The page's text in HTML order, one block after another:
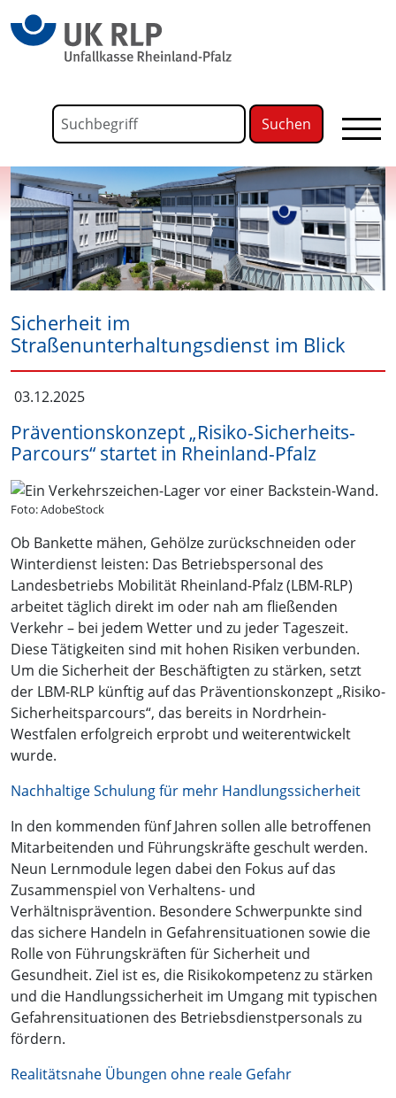
Formular für die Volltextsuche
Sicherheit im
Straßenunterhaltungsdienst im Blick
03.12.2025
Präventionskonzept „Risiko-Sicherheits-
Parcours“ startet in Rheinland-Pfalz
Foto: AdobeStock
Ob Bankette mähen, Gehölze zurückschneiden oder
Winterdienst leisten: Das Betriebspersonal des
Landesbetriebs Mobilität Rheinland-Pfalz (LBM-RLP)
arbeitet täglich direkt im oder nah am fließenden
Verkehr – bei jedem Wetter und zu jeder Tageszeit.
Diese Tätigkeiten sind mit hohen Risiken verbunden.
Um die Sicherheit der Beschäftigten zu stärken, setzt
der LBM-RLP künftig auf das Präventionskonzept „Risiko-
Sicherheitsparcours“, das bereits in Nordrhein-
Westfalen erfolgreich erprobt und weiterentwickelt
wurde.
Nachhaltige Schulung für mehr Handlungssicherheit
In den kommenden fünf Jahren sollen alle betroffenen
Mitarbeitenden und Führungskräfte geschult werden.
Neun Lernmodule legen dabei den Fokus auf das
Zusammenspiel von Verhaltens- und
Verhältnisprävention. Besondere Schwerpunkte sind
das sichere Handeln in Gefahrensituationen sowie die
Rolle von Führungskräften für Sicherheit und
Gesundheit. Ziel ist es, die Risikokompetenz zu stärken
und die Handlungssicherheit im Umgang mit typischen
Gefahrensituationen des Betriebsdienstpersonals zu
fördern.
Realitätsnahe Übungen ohne reale Gefahr